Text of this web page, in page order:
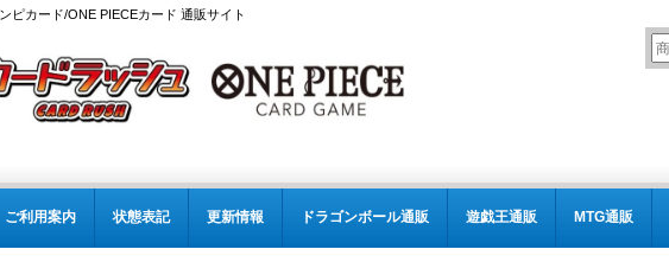
ピカード/ONE PIECEカード 通販サイト
ご利用案内 状態表記 更新情報 ドラゴンボール通販 遊戯王通販 MTG通販